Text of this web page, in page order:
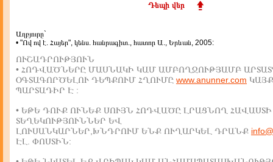
Դեպի վեր
Աղբյուրը`
• "Ով ով է. Հայեր", կենս. հանրագիտ., հատոր Ա., Երևան, 2005:
ՈՒՇԱԴՐՈՒԹՅՈՒՆ
• ՀՈԴՎԱԾՆԵՐԸ ՄԱՍՆԱԿԻ ԿԱՄ ԱՄԲՈՂՋՈՒԹՅԱՄԲ
ՕԳՏԱԳՈՐԾԵԼՈՒ ԴԵՊՔՈՒՄ ՀՂՈՒՄԸ www.anunner.com
ՊԱՐՏԱԴԻՐ Է :
• ԵԹԵ ԴՈՒՔ ՈՒՆԵՔ ՍՈՒՅՆ ՀՈԴՎԱԾԸ ԼՐԱՑՆՈՂ ՀԱՎԱՍՏԻ
ՏԵՂԵԿՈՒԹՅՈՒՆՆԵՐ ԵՎ
ԼՈՒՍԱՆԿԱՐՆԵՐ,ԽՆԴՐՈՒՄ ԵՆՔ ՈՒՂԱՐԿԵԼ ԴՐԱՆՔ
ԷԼ. ՓՈՍՏԻՆ: